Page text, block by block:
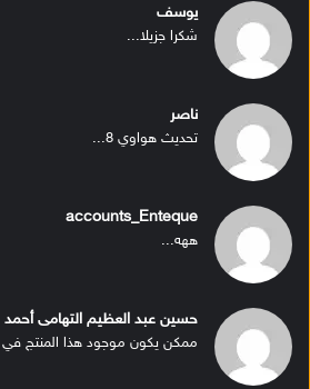
يوسف
شكرا جزيلا...
ناصر
تحديث هواوي 8...
accounts_Enteque
ههه...
حسين عبد العظيم التهامى أحمد
ممكن يكون موجود هذا المنتج في